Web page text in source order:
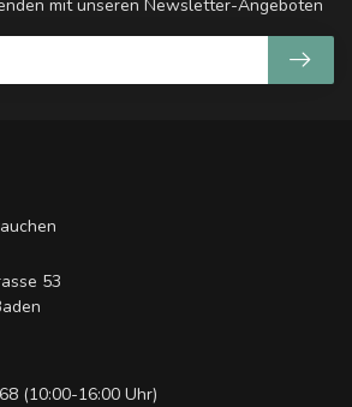
mit unseren Newsletter-Angeboten
53
(10:00-16:00 Uhr)